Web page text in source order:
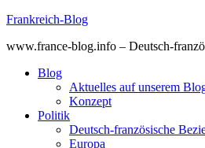
Skip
content
Frankreich-Blog
www.france-blog.info – Deutsch-
Blog
Aktuelles auf unserem
Konzept
Politik
Deutsch-französische
Europa